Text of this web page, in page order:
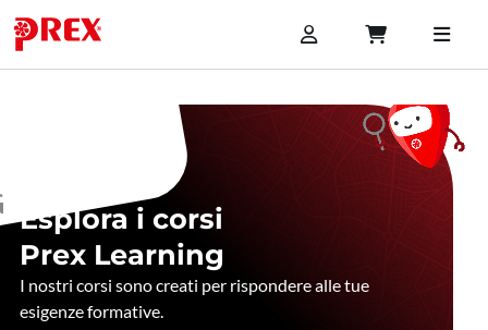
Esplora i corsi
Prex Learning
I nostri corsi sono creati per rispondere alle tue
esigenze formative.